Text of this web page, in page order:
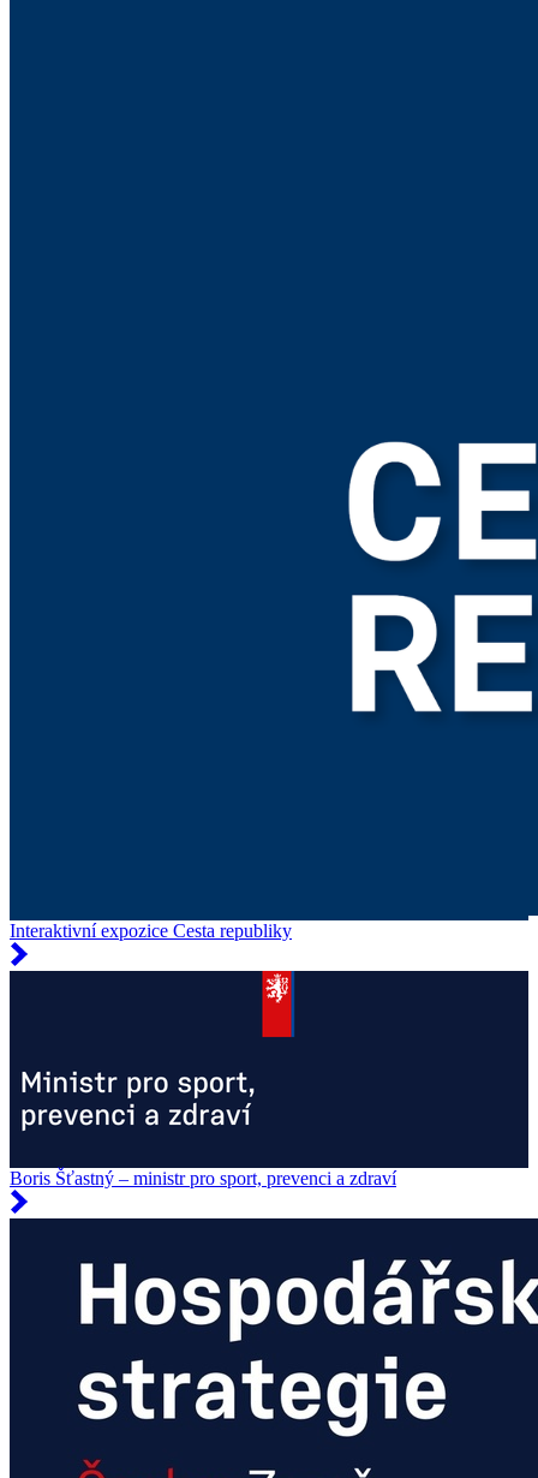
Interaktivní expozice Cesta republiky
Boris Šťastný – ministr pro sport, prevenci a zdraví